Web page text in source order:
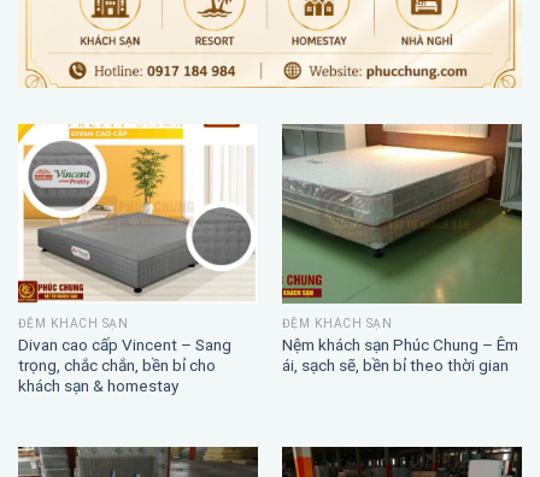
ĐỆM KHÁCH SẠN
Divan cao cấp Vincent – Sang
trọng, chắc chắn, bền bỉ cho
khách sạn & homestay
ĐỆM KHÁCH SẠN
Nệm khách sạn Phúc Chung – Êm
ái, sạch sẽ, bền bỉ theo thời gian